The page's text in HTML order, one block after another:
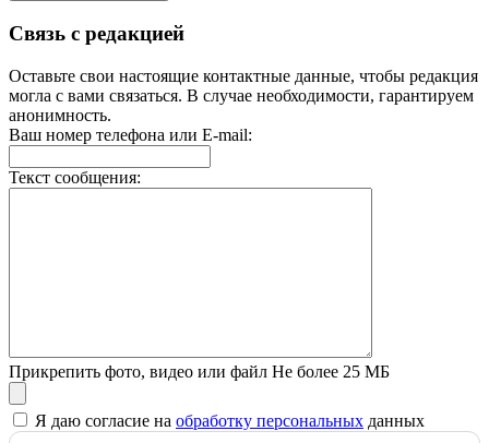
Связь с редакцией
Оставьте свои настоящие контактные данные, чтобы редакция
могла с вами связаться. В случае необходимости, гарантируем
анонимность.
Ваш номер телефона или E-mail:
Текст сообщения:
Прикрепить фото, видео или файл Не более 25 МБ
Я даю согласие на обработку персональных данных